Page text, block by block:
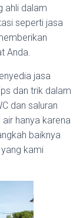
ahli dalam
seperti jasa
Anda.
jasa
dan trik dalam
dan saluran
hanya karena
baiknya
kami